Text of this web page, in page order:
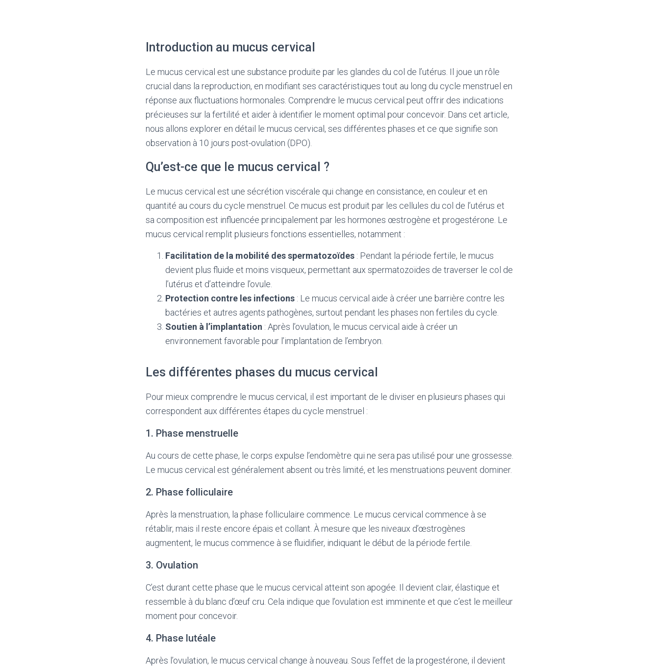
Introduction au mucus cervical
Le mucus cervical est une substance produite par les glandes du col de l’utérus. Il joue un rôle
crucial dans la reproduction, en modifiant ses caractéristiques tout au long du cycle menstruel en
réponse aux fluctuations hormonales. Comprendre le mucus cervical peut offrir des indications
précieuses sur la fertilité et aider à identifier le moment optimal pour concevoir. Dans cet article,
nous allons explorer en détail le mucus cervical, ses différentes phases et ce que signifie son
observation à 10 jours post-ovulation (DPO).
Qu’est-ce que le mucus cervical ?
Le mucus cervical est une sécrétion viscérale qui change en consistance, en couleur et en
quantité au cours du cycle menstruel. Ce mucus est produit par les cellules du col de l’utérus et
sa composition est influencée principalement par les hormones œstrogène et progestérone. Le
mucus cervical remplit plusieurs fonctions essentielles, notamment :
Facilitation de la mobilité des spermatozoïdes : Pendant la période fertile, le mucus
devient plus fluide et moins visqueux, permettant aux spermatozoïdes de traverser le col de
l’utérus et d’atteindre l’ovule.
Protection contre les infections : Le mucus cervical aide à créer une barrière contre les
bactéries et autres agents pathogènes, surtout pendant les phases non fertiles du cycle.
Soutien à l’implantation : Après l’ovulation, le mucus cervical aide à créer un
environnement favorable pour l’implantation de l’embryon.
Les différentes phases du mucus cervical
Pour mieux comprendre le mucus cervical, il est important de le diviser en plusieurs phases qui
correspondent aux différentes étapes du cycle menstruel :
1. Phase menstruelle
Au cours de cette phase, le corps expulse l’endomètre qui ne sera pas utilisé pour une grossesse.
Le mucus cervical est généralement absent ou très limité, et les menstruations peuvent dominer.
2. Phase folliculaire
Après la menstruation, la phase folliculaire commence. Le mucus cervical commence à se
rétablir, mais il reste encore épais et collant. À mesure que les niveaux d’œstrogènes
augmentent, le mucus commence à se fluidifier, indiquant le début de la période fertile.
3. Ovulation
C’est durant cette phase que le mucus cervical atteint son apogée. Il devient clair, élastique et
ressemble à du blanc d’œuf cru. Cela indique que l’ovulation est imminente et que c’est le meilleur
moment pour concevoir.
4. Phase lutéale
Après l’ovulation, le mucus cervical change à nouveau. Sous l’effet de la progestérone, il devient